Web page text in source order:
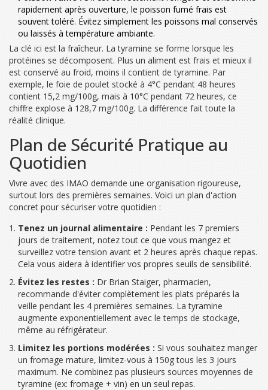
rapidement après ouverture, le poisson fumé frais est
souvent toléré. Évitez simplement les poissons mal conservés
ou laissés à température ambiante.
La clé ici est la fraîcheur. La tyramine se forme lorsque les
protéines se décomposent. Plus un aliment est frais et mieux il
est conservé au froid, moins il contient de tyramine. Par
exemple, le foie de poulet stocké à 4°C pendant 48 heures
contient 15,2 mg/100g, mais à 10°C pendant 72 heures, ce
chiffre explose à 128,7 mg/100g. La différence fait toute la
réalité clinique.
Plan de Sécurité Pratique au
Quotidien
Vivre avec des IMAO demande une organisation rigoureuse,
surtout lors des premières semaines. Voici un plan d'action
concret pour sécuriser votre quotidien :
Tenez un journal alimentaire : Pendant les 7 premiers
jours de traitement, notez tout ce que vous mangez et
surveillez votre tension avant et 2 heures après chaque repas.
Cela vous aidera à identifier vos propres seuils de sensibilité.
Évitez les restes : Dr Brian Staiger, pharmacien,
recommande d'éviter complètement les plats préparés la
veille pendant les 4 premières semaines. La tyramine
augmente exponentiellement avec le temps de stockage,
même au réfrigérateur.
Limitez les portions modérées : Si vous souhaitez manger
un fromage mature, limitez-vous à 150g tous les 3 jours
maximum. Ne combinez pas plusieurs sources moyennes de
tyramine (ex: fromage + vin) en un seul repas.